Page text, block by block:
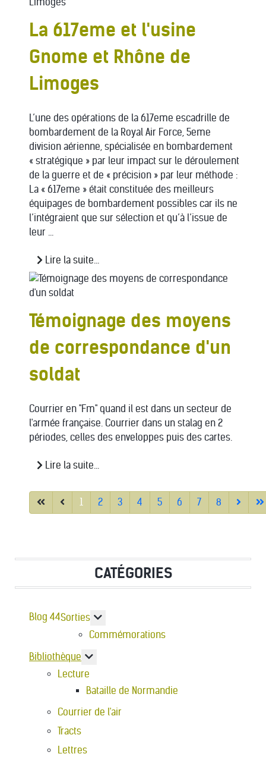
La 617eme et l'usine
Gnome et Rhône de
Limoges
L’une des opérations de la 617eme escadrille de
bombardement de la Royal Air Force, 5eme
division aérienne, spécialisée en bombardement
« stratégique » par leur impact sur le déroulement
de la guerre et de « précision » par leur méthode :
La « 617eme » était constituée des meilleurs
équipages de bombardement possibles car ils ne
l’intégraient que sur sélection et qu’à l’issue de
leur ...
Lire la suite...
Témoignage des moyens
de correspondance d'un
soldat
Courrier en "Fm" quand il est dans un secteur de
l'armée française. Courrier dans un stalag en 2
périodes, celles des enveloppes puis des cartes.
Lire la suite...
1 2 3 4 5 6 7 8
CATÉGORIES
Blog 44Sorties
En savoir plus : Sorties
Commémorations
Bibliothèque
En savoir plus : Bibliothèque
Lecture
Bataille de Normandie
Courrier de l'air
Tracts
Lettres